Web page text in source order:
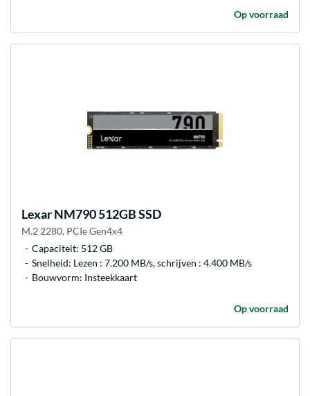
Op voorraad
LexarNM790 512GB SSD
M.2 2280, PCIe Gen4x4
Capaciteit: 512 GB
Snelheid: Lezen : 7.200 MB/s, schrijven : 4.400 MB/s
Bouwvorm: Insteekkaart
Op voorraad